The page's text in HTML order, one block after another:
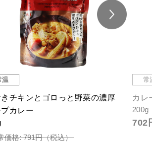
温
チキンとゴロっと野菜の濃厚
カレー
価格: 791円（税込）
常
カ
200g
702